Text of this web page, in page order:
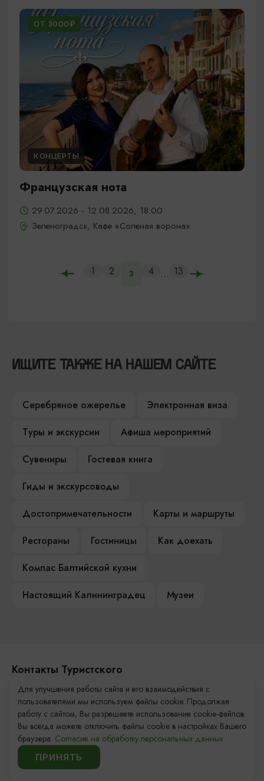
ОТ 3000₽
КОНЦЕРТЫ
Французская нота
29.07.2026 - 12.08.2026, 18:00
Зеленоградск, Кафе «Соленая ворона»
1 2 3 4 ... 13
ИЩИТЕ ТАКЖЕ НА НАШЕМ САЙТЕ
Серебряное ожерелье
Электронная виза
Туры и экскурсии
Афиша мероприятий
Сувениры
Гостевая книга
Гиды и экскурсоводы
Достопримечательности
Карты и маршруты
Рестораны
Гостиницы
Как доехать
Компас Балтийской кухни
Настоящий Калининградец
Музеи
Контакты Туристского
информационного центра
+7 (4012) 555-200
8 (800) 200-55-39
info@visit-kaliningrad.ru
Для улучшения работы сайта и его взаимодействия с
пользователями мы используем файлы cookie. Продолжая
работу с сайтом, Вы разрешаете использование cookie-файлов.
Вы всегда можете отключить файлы cookie в настройках Вашего
браузера. Согласие на обработку персональных данных.
ПРИНЯТЬ